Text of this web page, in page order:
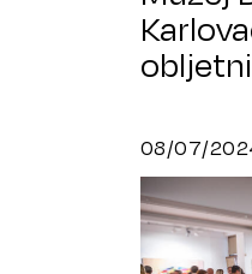
”Oluja”
08/07/